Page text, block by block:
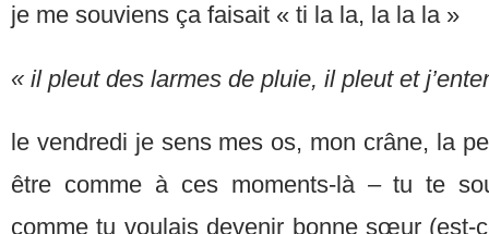
je me souviens ça faisait « ti la la, la la la »
« il pleut des larmes de pluie, il pleut et
le vendredi je sens mes os, mon crâne, la
être comme à ces moments-là – tu te
comme tu voulais devenir bonne sœur (est-